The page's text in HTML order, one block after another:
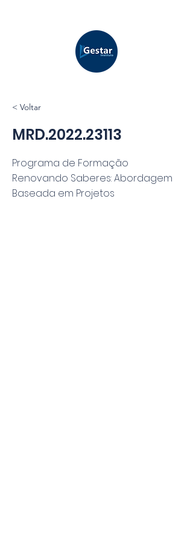
< Voltar
MRD.2022.23113
Programa de Formação
Renovando Saberes: Abordagem
Baseada em Projetos